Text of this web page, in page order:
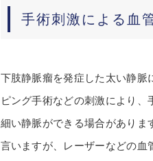
手術刺激による血
下肢静脈瘤を発症した太い静脈
ピング手術などの刺激により、
細い静脈ができる場合がありま
言いますが、レーザーなどの血